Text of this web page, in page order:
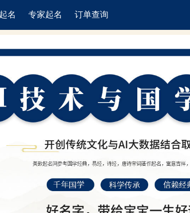
名 专家起名 订单查询